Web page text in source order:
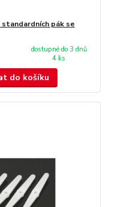
pák se
dostupné do 3 dnů
4 ks
do košíku